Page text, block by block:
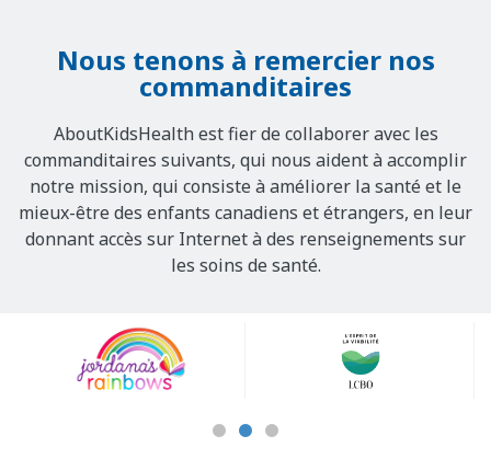
Nous tenons à remercier nos
commanditaires
AboutKidsHealth est fier de collaborer avec les
commanditaires suivants, qui nous aident à accomplir
notre mission, qui consiste à améliorer la santé et le
mieux-être des enfants canadiens et étrangers, en leur
donnant accès sur Internet à des renseignements sur
les soins de santé.
Sponsors